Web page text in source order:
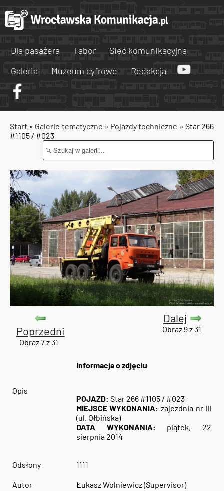
Dla pasażera Tabor
Sieć komunikacyjna
Galeria
Muzeum cyfrowe Redakcja
Start » Galerie tematyczne » Pojazdy techniczne » Star 266
#1105 / #023
Poprzedni
Obraz 7 z 31
Dalej
Obraz 9 z 31
Informacja o zdjęciu
Opis
POJAZD: Star 266 #1105 / #023
MIEJSCE WYKONANIA: zajezdnia nr III
(ul. Ołbińska)
DATA WYKONANIA: piątek, 22
sierpnia 2014
Odsłony 1111
Autor Łukasz Wolniewicz (Supervisor)